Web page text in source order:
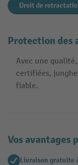
Droit de
Protection des
Avec une
certifiées,
fiable.
Vos avantages
Livraison gratuite